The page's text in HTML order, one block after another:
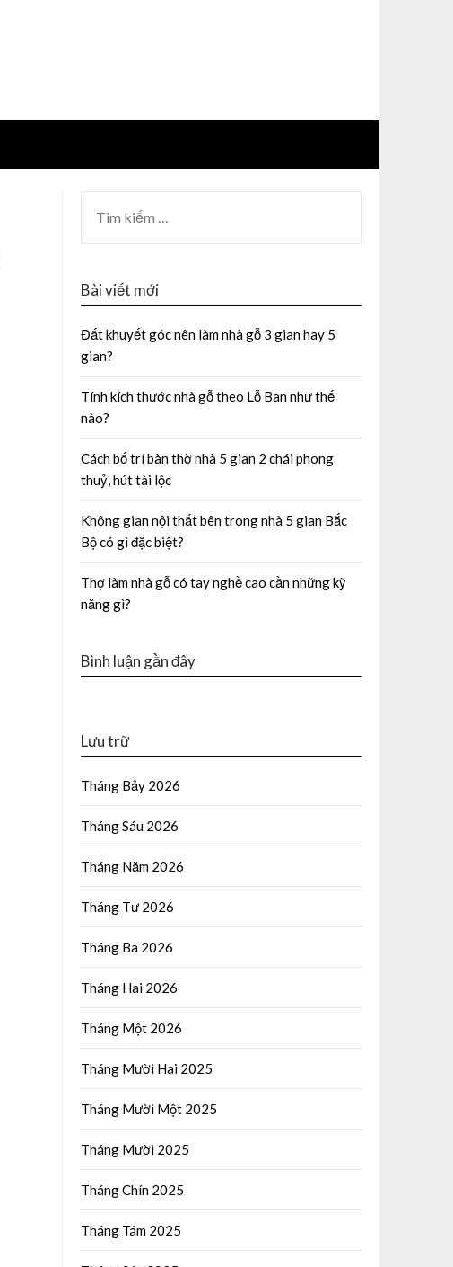
Bài viết mới
Đất khuyết góc nên làm nhà gỗ 3 gian hay 5
gian?
Tính kích thước nhà gỗ theo Lỗ Ban như thế
nào?
Cách bố trí bàn thờ nhà 5 gian 2 chái phong
thuỷ, hút tài lộc
Không gian nội thất bên trong nhà 5 gian Bắc
Bộ có gì đặc biệt?
Thợ làm nhà gỗ có tay nghề cao cần những kỹ
năng gì?
Bình luận gần đây
Lưu trữ
Tháng Bảy 2026
Tháng Sáu 2026
Tháng Năm 2026
Tháng Tư 2026
Tháng Ba 2026
Tháng Hai 2026
Tháng Một 2026
Tháng Mười Hai 2025
Tháng Mười Một 2025
Tháng Mười 2025
Tháng Chín 2025
Tháng Tám 2025